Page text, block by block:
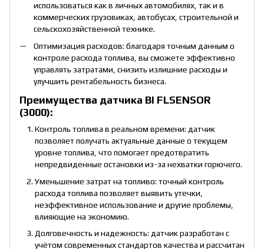
использоваться как в личных автомобилях, так и в
коммерческих грузовиках, автобусах, строительной и
сельскохозяйственной технике.
Оптимизация расходов: благодаря точным данным о
контроле расхода топлива, вы сможете эффективно
управлять затратами, снизить излишние расходы и
улучшить рентабельность бизнеса.
Преимущества датчика BI FLSENSOR
(3000):
Контроль топлива в реальном времени: датчик
позволяет получать актуальные данные о текущем
уровне топлива, что помогает предотвратить
непредвиденные остановки из-за нехватки горючего.
Уменьшение затрат на топливо: точный контроль
расхода топлива позволяет выявить утечки,
неэффективное использование и другие проблемы,
влияющие на экономию.
Долговечность и надежность: датчик разработан с
учётом современных стандартов качества и рассчитан